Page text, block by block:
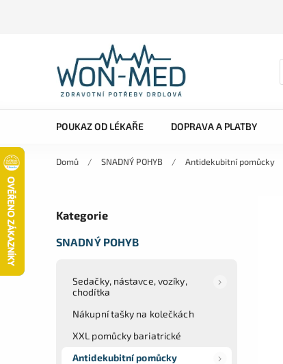
POUKAZ OD LÉKAŘE DOPRAVA A PLATBY
Domů / SNADNÝ POHYB / Antidekubitní pomůcky
Kategorie
SNADNÝ POHYB
Sedačky, nástavce, vozíky,
chodítka
Nákupní tašky na kolečkách
XXL pomůcky bariatrické
Antidekubitní pomůcky